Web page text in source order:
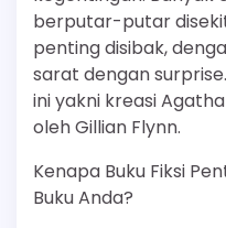
berputar-putar
penting disibak,
sarat dengan
ini yakni kreasi
oleh Gillian Flynn.
Kenapa Buku Fiksi
Buku Anda?